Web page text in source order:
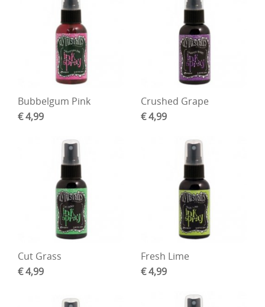
Bubbelgum Pink
€ 4,99
Crushed Grape
€ 4,99
Cut Grass
€ 4,99
Fresh Lime
€ 4,99